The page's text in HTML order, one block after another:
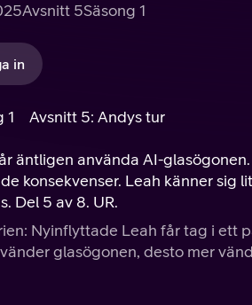
Avsnitt 5Säsong 1
in
1 Avsnitt 5: Andys tur
äntligen använda AI-
konsekvenser. Leah känner sig
Del 5 av 8. UR.
Nyinflyttade Leah får tag i ett
glasögonen, desto mer